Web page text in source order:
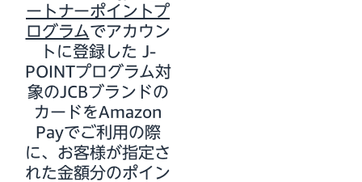
ートナーポイントプ
ログラムでアカウン
トに登録した J-
POINTプログラム対
象のJCBブランドの
カードをAmazon
Payでご利用の際
に、お客様が指定さ
れた金額分のポイン